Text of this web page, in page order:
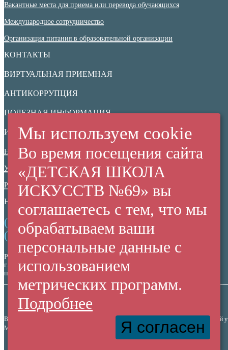
Вакантные места для приема или перевода обучающихся
Международное сотрудничество
Организация питания в образовательной организации
КОНТАКТЫ
ВИРТУАЛЬНАЯ ПРИЕМНАЯ
АНТИКОРРУПЦИЯ
ПОЛЕЗНАЯ ИНФОРМАЦИЯ
ИНФОРМАЦИОННАЯ БЕЗОПАСНОСТЬ
Нормативные документы
Ученикам
Родителям
НЕЗАВИСИМАЯ ОЦЕНКА КАЧЕСТВА
(+7 38 42) 53 67 22
(+7 38 42) 53 99 90
Россия,
г. Кемерово,
пр. Ленина, 137/2
Все права защищены. Использование материалов сайта согласуется с администрацией
МАУДО "Детская Школа Искусств №69" © 2010-2026
Купить билет
Мы используем cookie
Во время посещения сайта
«ДЕТСКАЯ ШКОЛА
ИСКУССТВ №69» вы
соглашаетесь с тем, что мы
обрабатываем ваши
персональные данные с
использованием
метрических программ.
Подробнее
Я согласен